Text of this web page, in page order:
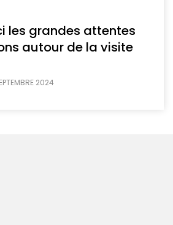
les grandes attentes
autour de la visite
2024